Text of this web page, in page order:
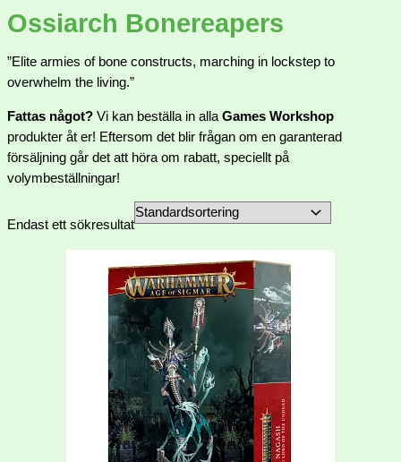
Ossiarch Bonereapers
”Elite armies of bone constructs, marching in lockstep to
overwhelm the living.”
Fattas något? Vi kan beställa in alla Games Workshop
produkter åt er! Eftersom det blir frågan om en garanterad
försäljning går det att höra om rabatt, speciellt på
volymbeställningar!
Endast ett sökresultat